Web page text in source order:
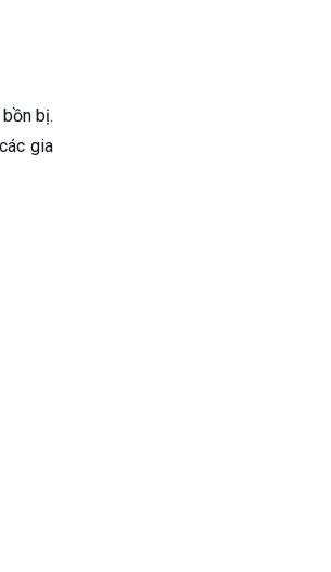
bị.
gia